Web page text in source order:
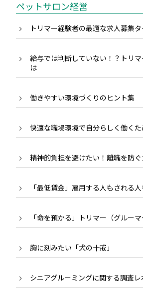
ペットサロン経営
トリマー経験者の最適な求人募集
給与では判断していない！？トリ
は
働きやすい環境づくりのヒント集
快適な職場環境で自分らしく働くた
精神的負担を避けたい！離職を防ぐ
「最低賃金」雇用する人もされる人
「命を預かる」トリマー（グルー
胸に刻みたい「犬の十戒」
シニアグルーミングに関する調査レ